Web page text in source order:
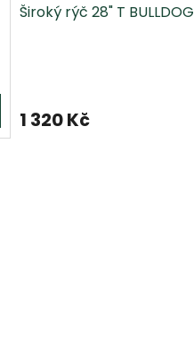
Široký rýč 28" T BULLDOG
1 320 Kč